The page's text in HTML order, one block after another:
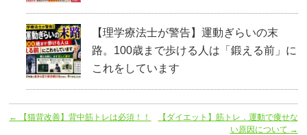
【理学療法士が警告】運動ぎらいの末
路。100歳まで歩ける人は「鍛える前」に
これをしています
← 【猫背改善】背中筋トレは必須！！
【ダイエット】筋トレ．運動で痩せな
い原因について →